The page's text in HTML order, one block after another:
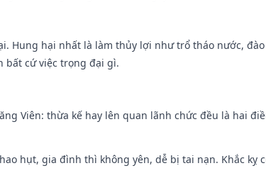
Hung hại nhất là làm thủy lợi như trổ tháo nước, đào
bất cứ việc trọng đại gì.
Viên: thừa kế hay lên quan lãnh chức đều là hai
hụt, gia đình thì không yên, dễ bị tai nạn. Khắc kỵ